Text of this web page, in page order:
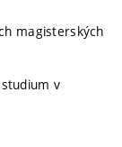
magisterských
v